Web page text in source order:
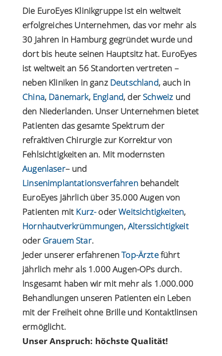
Die EuroEyes Klinikgruppe ist ein weltweit
erfolgreiches Unternehmen, das vor mehr als
30 Jahren in Hamburg gegründet wurde und
dort bis heute seinen Hauptsitz hat. EuroEyes
ist weltweit an 56 Standorten vertreten –
neben Kliniken in ganz Deutschland, auch in
China, Dänemark, England, der Schweiz und
den Niederlanden. Unser Unternehmen bietet
Patienten das gesamte Spektrum der
refraktiven Chirurgie zur Korrektur von
Fehlsichtigkeiten an. Mit modernsten
Augenlaser– und
Linsenimplantationsverfahrenbehandelt
EuroEyes jährlich über 35.000 Augen von
Patienten mit Kurz-oderWeitsichtigkeiten,
Hornhautverkrümmungen,Alterssichtigkeit
oder Grauem Star.
Jeder unserer erfahrenenTop-Ärzteführt
jährlich mehr als 1.000 Augen-OPs durch.
Insgesamt haben wir mit mehr als 1.000.000
Behandlungen unseren Patienten ein Leben
mit der Freiheit ohne Brille und Kontaktlinsen
ermöglicht.
Unser Anspruch: höchste Qualität!